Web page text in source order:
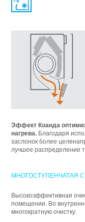
Эффект Коанда
нагрева. Благодаря
заслонок более
лучшее распределение
МНОГОСТУПЕНЧАТАЯ
Высокоэффективная
помещении. Во
многократную очистку.